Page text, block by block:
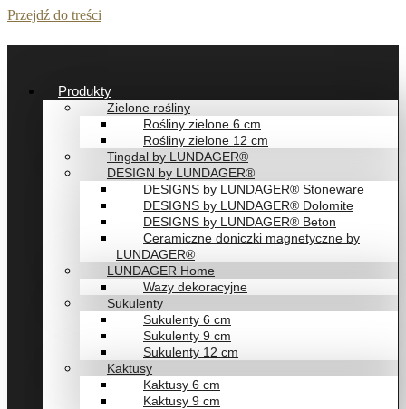
Przejdź do treści
Produkty
Zielone rośliny
Rośliny zielone 6 cm
Rośliny zielone 12 cm
Tingdal by LUNDAGER®
DESIGN by LUNDAGER®
DESIGNS by LUNDAGER® Stoneware
DESIGNS by LUNDAGER® Dolomite
DESIGNS by LUNDAGER® Beton
Ceramiczne doniczki magnetyczne by
LUNDAGER®
LUNDAGER Home
Wazy dekoracyjne
Sukulenty
Sukulenty 6 cm
Sukulenty 9 cm
Sukulenty 12 cm
Kaktusy
Kaktusy 6 cm
Kaktusy 9 cm